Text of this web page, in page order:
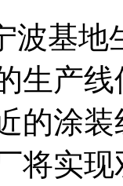
波基
生产
的涂
将实